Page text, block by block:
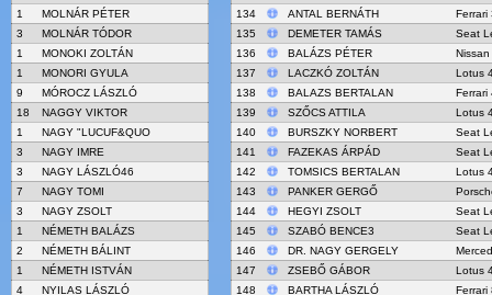
1
MOLNÁR PÉTER
3
MOLNÁR TÓDOR
1
MONOKI ZOLTÁN
1
MONORI GYULA
9
MÓROCZ LÁSZLÓ
18
NAGGY VIKTOR
1
NAGY "LUCUF&QUO
3
NAGY IMRE
3
NAGY LÁSZLÓ46
7
NAGY TOMI
3
NAGY ZSOLT
1
NÉMETH BALÁZS
2
NÉMETH BÁLINT
1
NÉMETH ISTVÁN
4
NYILAS LÁSZLÓ
134
ANTAL BERNÁTH
Ferrari
135
DEMETER TAMÁS
Seat
136
BALÁZS PÉTER
Nissan
137
LACZKÓ ZOLTÁN
Lotus
138
BALAZS BERTALAN
Ferrari
139
SZŐCS ATTILA
Lotus
140
BURSZKY NORBERT
Seat
141
FAZEKAS ÁRPÁD
Seat
142
TOMSICS BERTALAN
Lotus
143
PANKER GERGŐ
144
HEGYI ZSOLT
Seat
145
SZABÓ BENCE3
Seat
146
DR. NAGY GERGELY
147
ZSEBŐ GÁBOR
Lotus
148
BARTHA LÁSZLÓ
Ferrari